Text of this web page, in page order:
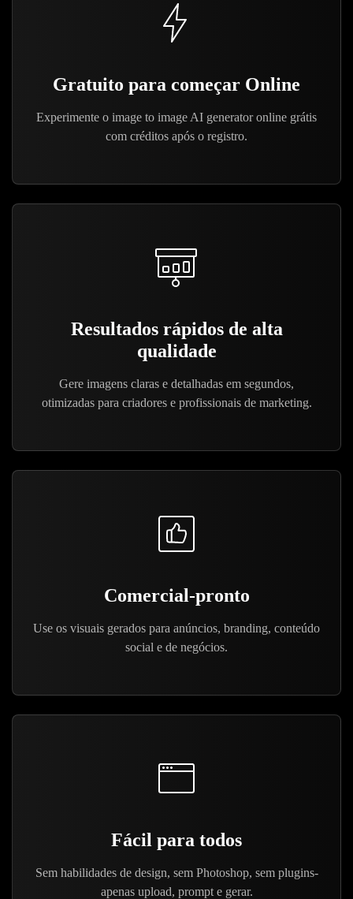
Gratuito para começar Online
Experimente o image to image AI generator online grátis
com créditos após o registro.
Resultados rápidos de alta
qualidade
Gere imagens claras e detalhadas em segundos,
otimizadas para criadores e profissionais de marketing.
Comercial-pronto
Use os visuais gerados para anúncios, branding, conteúdo
social e de negócios.
Fácil para todos
Sem habilidades de design, sem Photoshop, sem plugins-
apenas upload, prompt e gerar.